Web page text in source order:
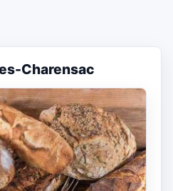
Charensac